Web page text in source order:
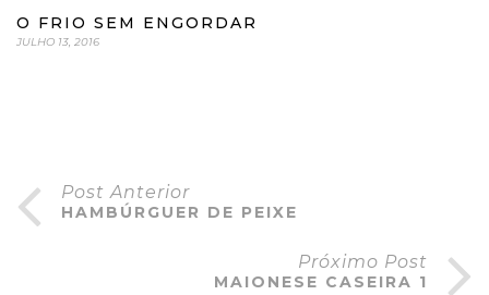
O FRIO SEM ENGORDAR
JULHO 13, 2016
Post Anterior
HAMBÚRGUER DE PEIXE
Próximo Post
MAIONESE CASEIRA 1